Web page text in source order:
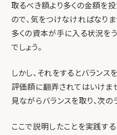
取るべき額より多くの金額を
ので、気をつけなければなり
多くの資本が手に入る状況を
でしょう。
しかし、それをするとバランス
評価額に翻弄されてはいけま
見ながらバランスを取り、次の
ここで説明したことを実践す